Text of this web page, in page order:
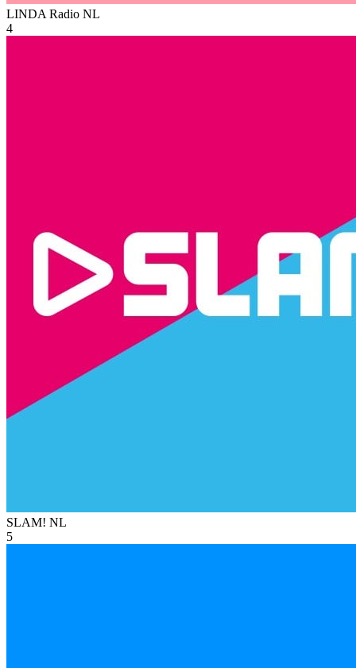
LINDA Radio NL
4
SLAM! NL
5